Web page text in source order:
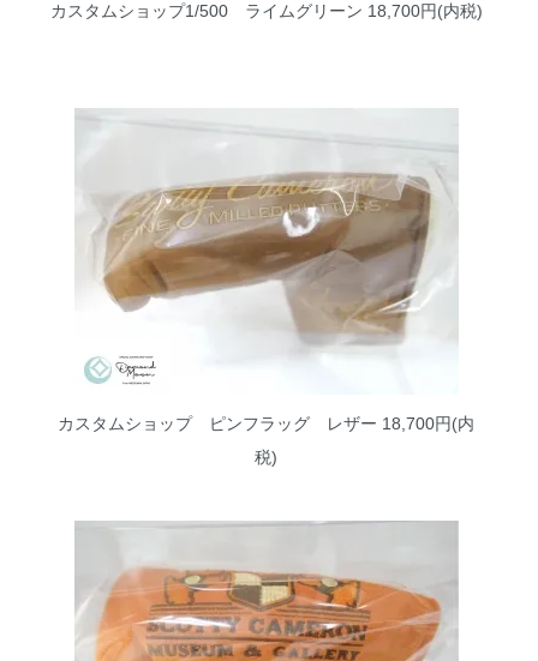
カスタムショップ1/500 ライムグリーン 18,700円(内税)
カスタムショップ ピンフラッグ レザー 18,700円(内
税)